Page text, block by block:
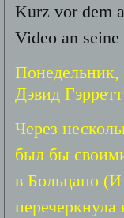
Kurz vor dem
Video an
Понедельник,
Дэвид
Через
был бы
в Больцано